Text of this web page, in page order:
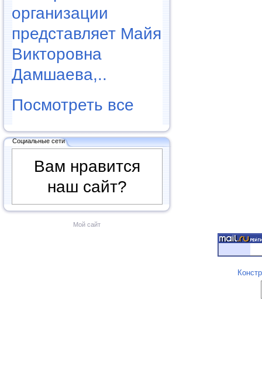
организации
представляет Майя
Викторовна
Дамшаева,..
Посмотреть все
Социальные сети
Вам нравится
наш сайт?
Мой сайт